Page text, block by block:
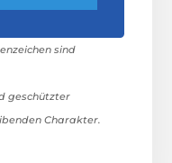
sind
geschützter
Charakter.